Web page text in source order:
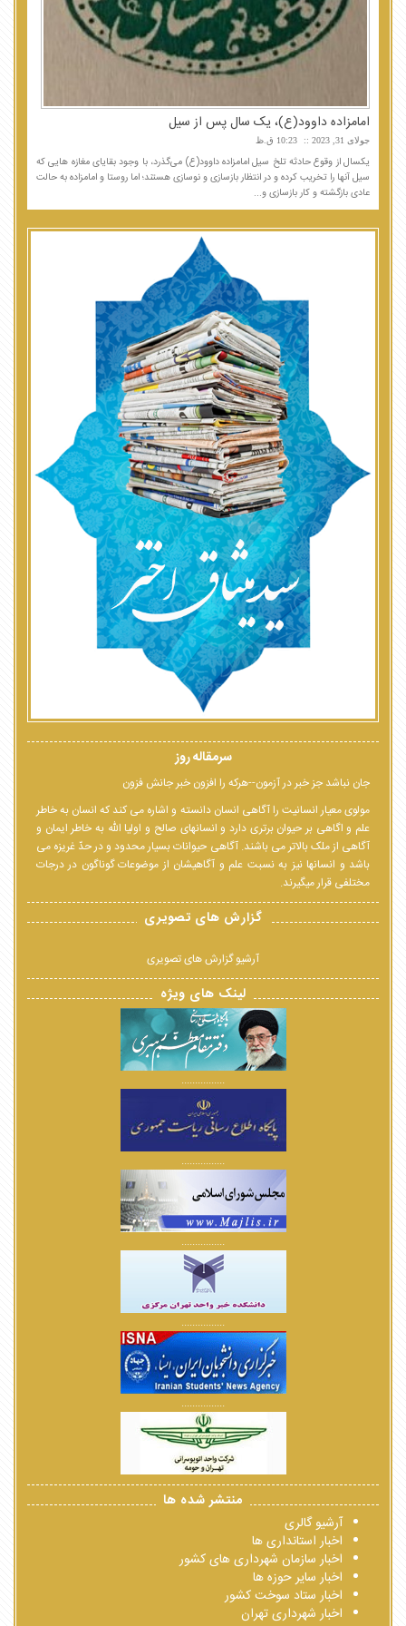
امامزاده داوود(ع)، یک سال پس از سیل
جولای 31, 2023 10:23 ق.ظ
یکسال از وقوع حادثه تلخ سیل امامزاده داوود(ع) می‌گذرد، با وجود بقایای مغازه هایی که
سیل آنها را تخریب کرده و در انتظار بازسازی و نوسازی هستند؛ اما روستا و امامزاده به حالت
عادی بازگشته و کار بازسازی و...
سرمقاله روز
جان نباشد جز خبر در آزمون--هرکه را افزون خبر جانش فزون
مولوی معیار انسانیت را آگاهی انسان دانسته و اشاره می کند که انسان به خاطر
علم و اگاهی بر حیوان برتری دارد و انسانهای صالح و اولیا الله به خاطر ایمان و
آگاهی از ملک بالاتر می باشند. آگاهی حیوانات بسیار محدود و در حدّ غریزه می
باشد و انسانها نیز به نسبت علم و آگاهیشان از موضوعات گوناگون در درجات
مختلفی قرار میگیرند.
گزارش های تصویری
آرشیو گزارش های تصویری
لینک های ویژه
................
................
................
................
................
منتشر شده ها
آرشیو گالری
اخبار استانداری ها
اخبار سازمان شهرداری های کشور
اخبار سایر حوزه ها
اخبار ستاد سوخت کشور
اخبار شهرداری تهران